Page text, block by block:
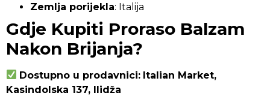
Zemlja porijekla: Italija
Gdje Kupiti Proraso Balzam
Nakon Brijanja?
Dostupno u prodavnici: Italian Market,
Kasindolska 137, Ilidža